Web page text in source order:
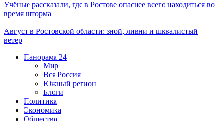
Учёные рассказали, где в Ростове опаснее всего находиться во
время шторма
Август в Ростовской области: зной, ливни и шквалистый
ветер
Панорама 24
Мир
Вся Россия
Южный регион
Блоги
Политика
Экономика
Общество